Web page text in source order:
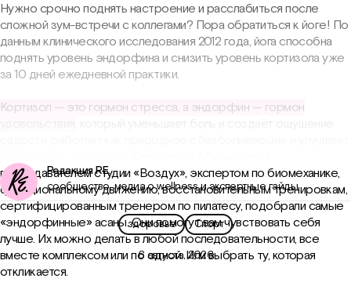
Скопировать ссылку
VK
WhatsApp
Нужно срочно поднять настроение и расслабиться после
сложной зум-встречи с коллегами? Пора обратиться к йоге! По
данным клинического исследования 2012 года, йога способна
поднять уровень эндорфина и снизить уровень кортизола уже
за 10 дней ежедневной практики.
Кортизол — это гормон стресса, а эндорфин — гормон
, который уменьшает боль и создаёт ощущение
преподавателем студии «Воздух», экспертом по биомеханике,
функциональному движению, восстановительным тренировкам,
сертифицированным тренером по пилатесу, подобрали самые
«эндорфинные» асаны. Они помогут вам чувствовать себя
лучше. Их можно делать в любой последовательности, все
вместе комплексом или по одной. Или выбрать ту, которая
откликается.
Редакция RE.
сообщество, медиа о wellness и экспертные гайды
здоровье Спорт
6 августа, 2026